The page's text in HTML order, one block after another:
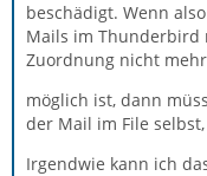
beschädigt. Wenn
Mails im Thunderbird
Zuordnung nicht mehr
möglich ist, dann
der Mail im File
Irgendwie kann ich